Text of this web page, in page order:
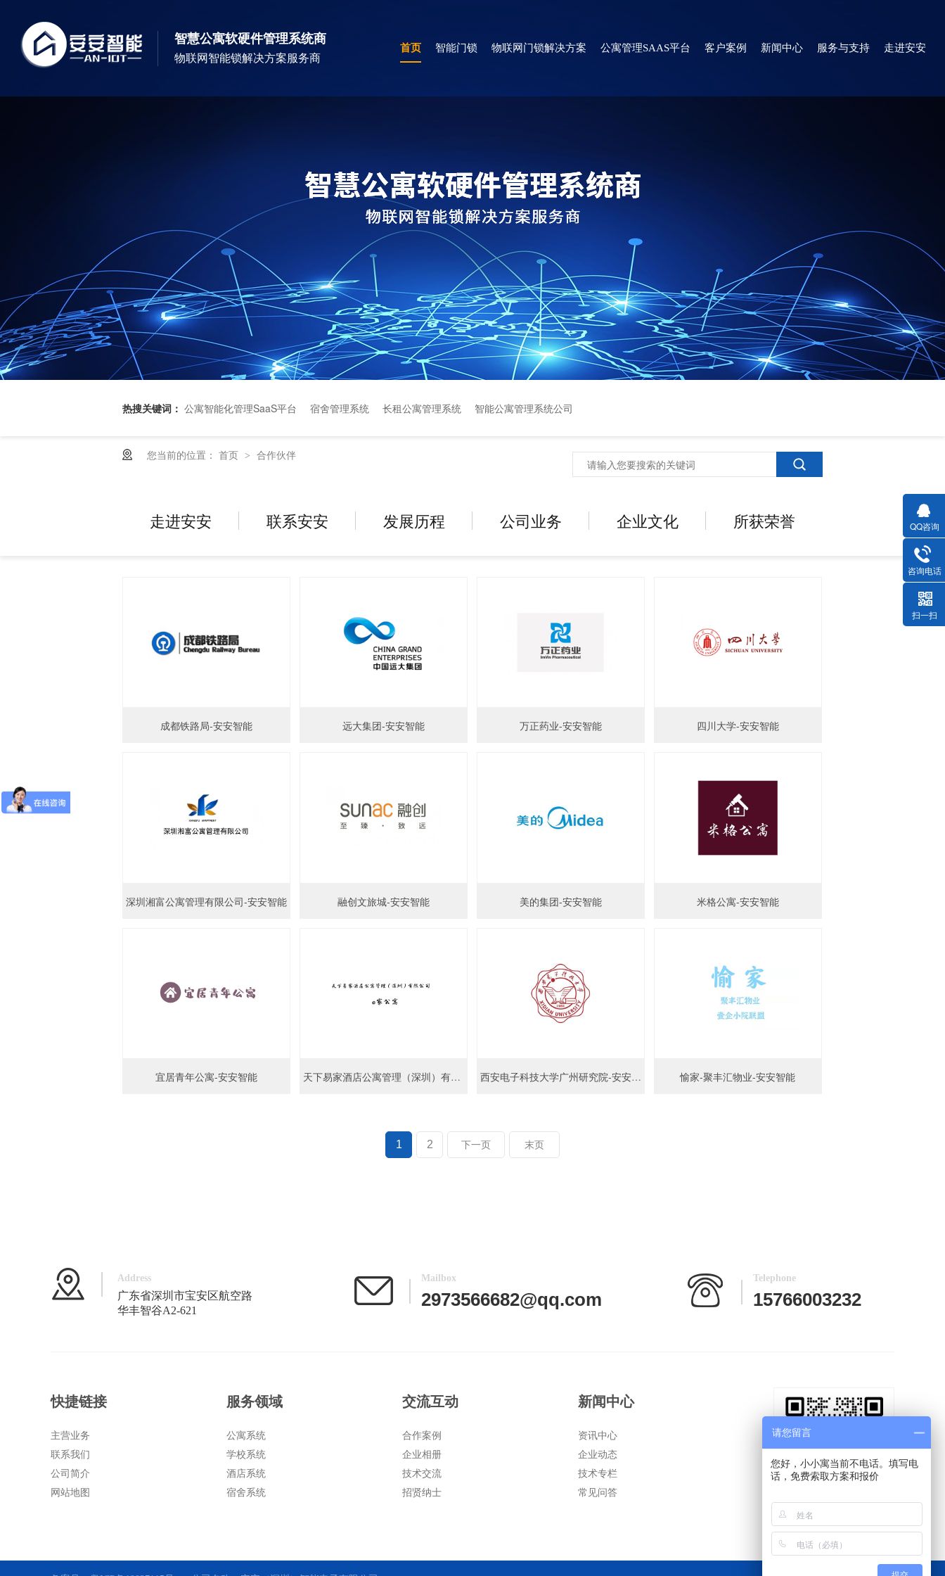
智慧公寓软硬件管理系统商
物联网智能锁解决方案服务商
首页 智能门锁 物联网门锁解决方案 公寓管理SAAS平台 客户案例 新闻中心 服务与支持 走进安安
热搜关键词： 公寓智能化管理SaaS平台 宿舍管理系统 长租公寓管理系统 智能公寓管理系统公司
您当前的位置： 首页 > 合作伙伴
走进安安 联系安安 发展历程 公司业务 企业文化 所获荣誉
成都铁路局-安安智能 远大集团-安安智能 万正药业-安安智能 四川大学-安安智能
深圳湘富公寓管理有限公司-安安智能 融创文旅城-安安智能 美的集团-安安智能 米格公寓-安安智能
宜居青年公寓-安安智能 天下易家酒店公寓管理（深圳）有限公司-e家公寓-安安智能 西安电子科技大学广州研究院-安安智能 愉家-聚丰汇物业-安安智能
1 2 下一页 末页
Address
广东省深圳市宝安区航空路
华丰智谷A2-621
Mailbox
2973566682@qq.com
Telephone
15766003232
快捷链接
主营业务
联系我们
公司简介
网站地图
服务领域
公寓系统
学校系统
酒店系统
宿舍系统
交流互动
合作案例
企业相册
技术交流
招贤纳士
新闻中心
资讯中心
企业动态
技术专栏
常见问答
QQ咨询
咨询电话
扫一扫
请您留言
您好，小小寓当前不电话。填写电
话，免费索取方案和报价